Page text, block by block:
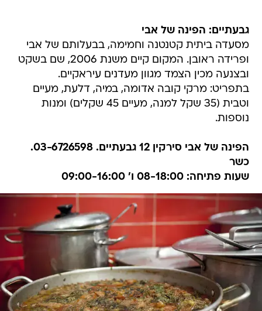
גבעתיים: הפינה של אבי
מסעדה ביתית קטנטנה וחמימה, בבעלותם של אבי
ופרידה ראובן. המקום קיים משנת 2006, שם בשקט
ובצנעה מכין הצמד מגוון מעדנים עיראקיים.
בתפריט: מרקי קובה אדומה, במיה, דלעת, מעיים
וטבית (35 שקל למנה, מעיים 45 שקלים) ומנות
נוספות.
הפינה של אבי סירקין 12 גבעתיים. 03-6726598.
כשר
שעות פתיחה: 08-18:00 ו' 09:00-16:00